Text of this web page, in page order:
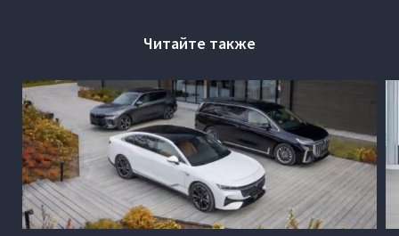
Читайте также